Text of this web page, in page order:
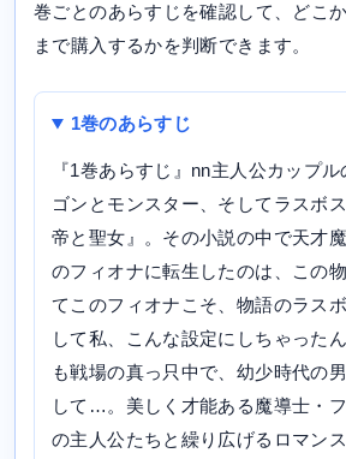
巻ごとのあらすじを確認して、どこ
まで購入するかを判断できます。
1巻のあらすじ
『1巻あらすじ』nn主人公カップ
ゴンとモンスター、そしてラスボ
帝と聖女』。その小説の中で天才
のフィオナに転生したのは、この
てこのフィオナこそ、物語のラス
して私、こんな設定にしちゃった
も戦場の真っ只中で、幼少時代の
して…。美しく才能ある魔導士・
の主人公たちと繰り広げるロマン